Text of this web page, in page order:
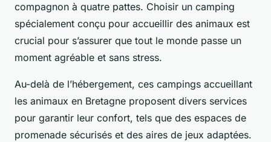
compagnon à quatre pattes. Choisir un camping
spécialement conçu pour accueillir des animaux est
crucial pour s’assurer que tout le monde passe un
moment agréable et sans stress.
Au-delà de l’hébergement, ces campings accueillant
les animaux en Bretagne proposent divers services
pour garantir leur confort, tels que des espaces de
promenade sécurisés et des aires de jeux adaptées.